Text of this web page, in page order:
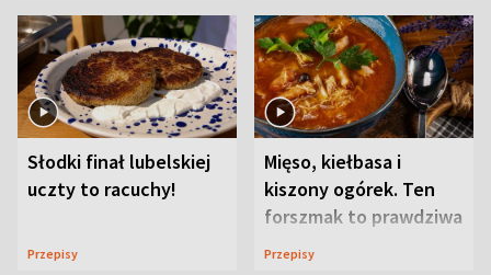
Słodki finał lubelskiej
uczty to racuchy!
Przepisy
Mięso, kiełbasa i
kiszony ogórek. Ten
forszmak to prawdziwa
uczta
Przepisy